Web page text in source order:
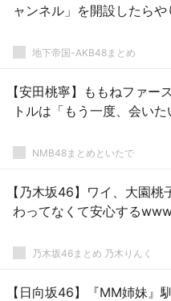
ャンネル」を開設したらや
地下帝国-AKB48まとめ
【安田桃寧】ももねファー
トルは「もう一度、会いた
NMB48まとめといたで
【乃木坂46】ワイ、大園
わってなくて安心する
乃木坂46まとめ 乃木りんく
【日向坂46】『MM姉妹』